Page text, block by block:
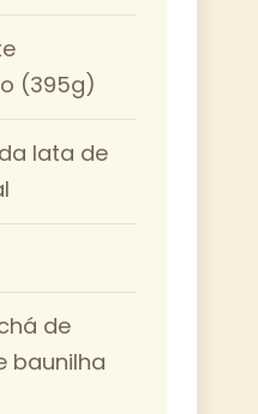
(395g)
lata de
de
baunilha